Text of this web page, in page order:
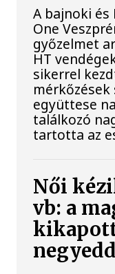
A bajnoki és
One
győzelmet
HT
sikerrel
mérkőzések
együttese
találkozó
tartotta az
Női
vb: a